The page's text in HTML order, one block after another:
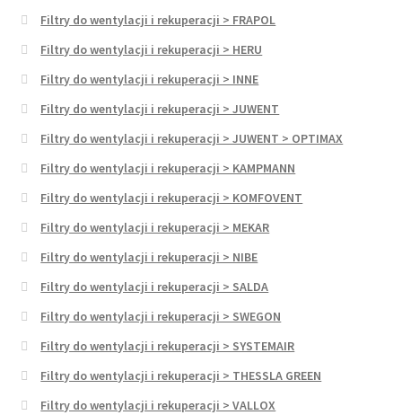
Filtry do wentylacji i rekuperacji > FRAPOL
Filtry do wentylacji i rekuperacji > HERU
Filtry do wentylacji i rekuperacji > INNE
Filtry do wentylacji i rekuperacji > JUWENT
Filtry do wentylacji i rekuperacji > JUWENT > OPTIMAX
Filtry do wentylacji i rekuperacji > KAMPMANN
Filtry do wentylacji i rekuperacji > KOMFOVENT
Filtry do wentylacji i rekuperacji > MEKAR
Filtry do wentylacji i rekuperacji > NIBE
Filtry do wentylacji i rekuperacji > SALDA
Filtry do wentylacji i rekuperacji > SWEGON
Filtry do wentylacji i rekuperacji > SYSTEMAIR
Filtry do wentylacji i rekuperacji > THESSLA GREEN
Filtry do wentylacji i rekuperacji > VALLOX